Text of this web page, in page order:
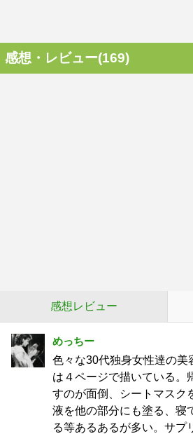
感想・レビュー(169)
感想レビュー
めっちー
色々な30代独身女性達の美
は４ページで描いている。
すのが面倒、シートマスク
液を他の部分にも塗る、寝
る等あるあるが多い。サプ